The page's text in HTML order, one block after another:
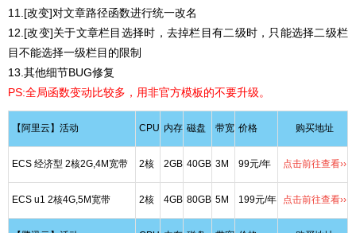
11.[改变]对文章路径函数进行统一改名
12.[改变]关于文章栏目选择时，去掉栏目有二级时，只能选择二级栏
目不能选择一级栏目的限制
13.其他细节BUG修复
PS:全局函数变动比较多，用非官方模板的不要升级。
【阿里云】活动 CPU 内存 磁盘 带宽 价格 购买地址
ECS 经济型 2核2G,4M宽带 2核 2GB 40GB 3M 99元/年 点击前往查看››
ECS u1 2核4G,5M宽带 2核 4GB 80GB 5M 199元/年 点击前往查看››